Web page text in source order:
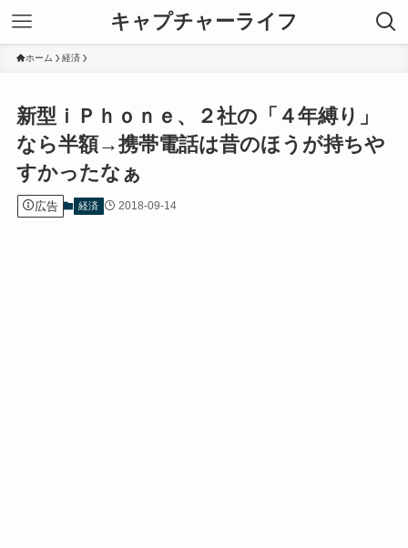
キャプチャーライフ
ホーム 経済
新型ｉＰｈｏｎｅ、２社の「４年縛り」
なら半額→携帯電話は昔のほうが持ちや
すかったなぁ
広告 経済 2018-09-14